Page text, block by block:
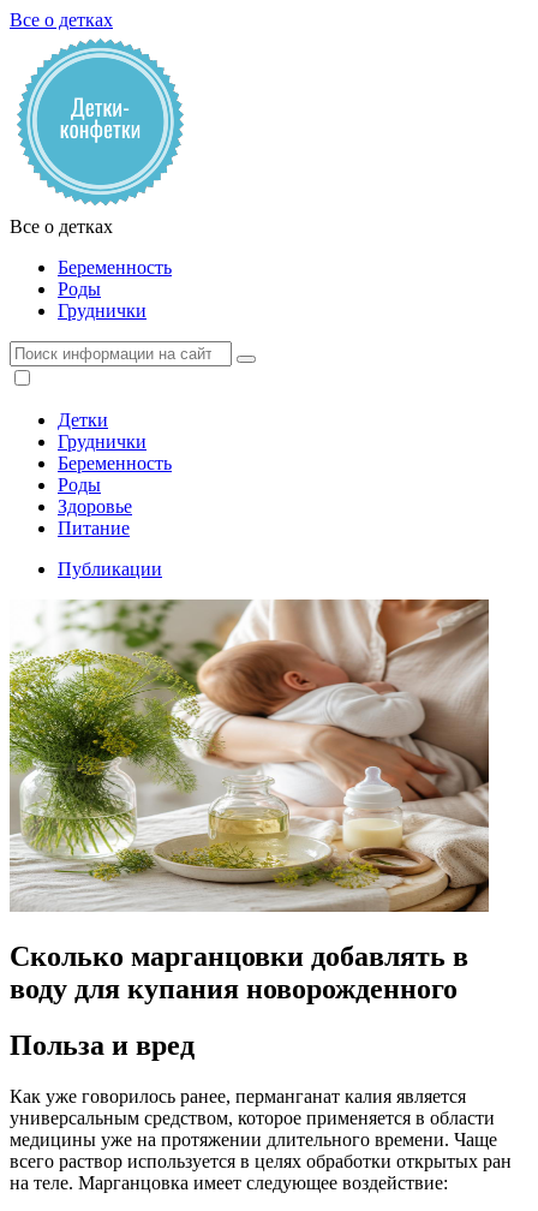
Все о детках
Все о детках
Беременность
Роды
Груднички
Детки
Груднички
Беременность
Роды
Здоровье
Питание
Публикации
Сколько марганцовки добавлять в
воду для купания новорожденного
Польза и вред
Как уже говорилось ранее, перманганат калия является
универсальным средством, которое применяется в области
медицины уже на протяжении длительного времени. Чаще
всего раствор используется в целях обработки открытых ран
на теле. Марганцовка имеет следующее воздействие: